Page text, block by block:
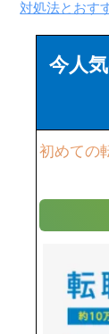
対処法とおす
今人
初めての